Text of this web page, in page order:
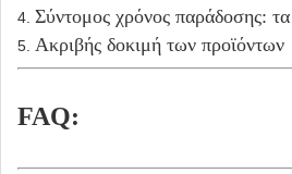
4. Σύντομος χρόνος παράδοσης:
5. Ακριβής δοκιμή των προϊόντων
FAQ: